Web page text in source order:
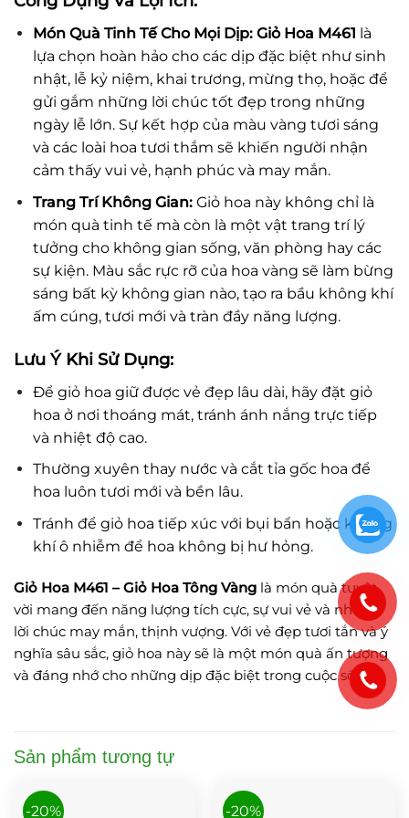
Món Quà Tinh Tế Cho Mọi Dịp: Giỏ Hoa M461 là
lựa chọn hoàn hảo cho các dịp đặc biệt như sinh
nhật, lễ kỷ niệm, khai trương, mừng thọ, hoặc để
gửi gắm những lời chúc tốt đẹp trong những
ngày lễ lớn. Sự kết hợp của màu vàng tươi sáng
và các loài hoa tươi thắm sẽ khiến người nhận
cảm thấy vui vẻ, hạnh phúc và may mắn.
Trang Trí Không Gian:Giỏ hoa này không chỉ là
món quà tinh tế mà còn là một vật trang trí lý
tưởng cho không gian sống, văn phòng hay các
sự kiện. Màu sắc rực rỡ của hoa vàng sẽ làm bừng
sáng bất kỳ không gian nào, tạo ra bầu không khí
ấm cúng, tươi mới và tràn đầy năng lượng.
Lưu Ý Khi Sử Dụng:
Để giỏ hoa giữ được vẻ đẹp lâu dài, hãy đặt giỏ
hoa ở nơi thoáng mát, tránh ánh nắng trực tiếp
và nhiệt độ cao.
Thường xuyên thay nước và cắt tỉa gốc hoa để
hoa luôn tươi mới và bền lâu.
Tránh để giỏ hoa tiếp xúc với bụi bẩn hoặc không
khí ô nhiễm để hoa không bị hư hỏng.
Giỏ Hoa M461 – Giỏ Hoa Tông Vàng là món quà tuyệt
vời mang đến năng lượng tích cực, sự vui vẻ và những
lời chúc may mắn, thịnh vượng. Với vẻ đẹp tươi tắn và ý
nghĩa sâu sắc, giỏ hoa này sẽ là một món quà ấn tượng
và đáng nhớ cho những dịp đặc biệt trong cuộc sống.
Sản phẩm tương tự
-20% -20%